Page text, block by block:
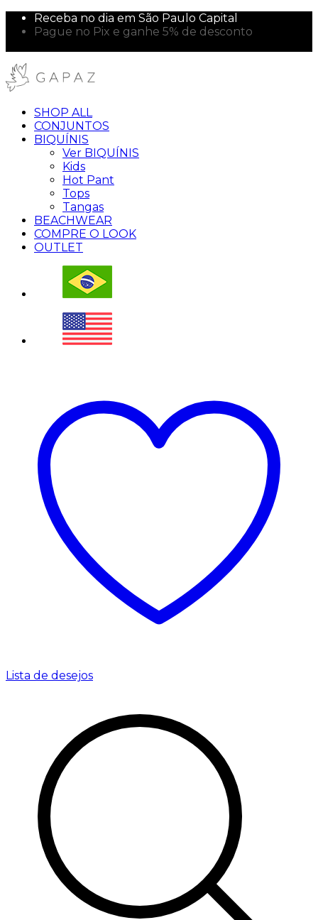
Receba no dia em São Paulo Capital
Pague no Pix e ganhe 5% de desconto
SHOP ALL
CONJUNTOS
BIQUÍNIS
Ver BIQUÍNIS
Kids
Hot Pant
Tops
Tangas
BEACHWEAR
COMPRE O LOOK
OUTLET
Lista de desejos